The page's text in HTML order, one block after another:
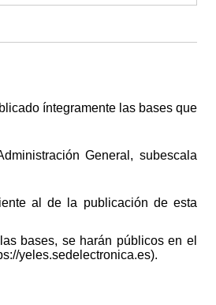
íntegramente las bases que
General, subescala
al de la publicación de esta
bases, se harán públicos en el
yeles.sedelectronica.es).